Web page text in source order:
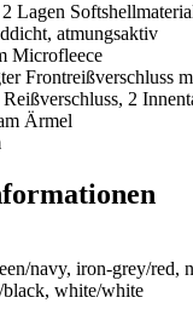
Lagen
atmungsaktiv
Microfleece
Frontreißverschluss
2
Ärmel
navy, iron-grey/red,
white/white